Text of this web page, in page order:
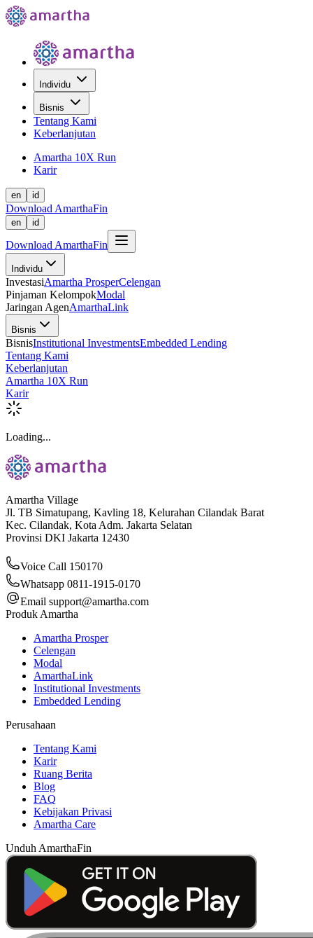
Individu
Bisnis
Tentang Kami
Keberlanjutan
Amartha 10X Run
Karir
en id
Download AmarthaFin
en id
Download AmarthaFin
Individu
InvestasiAmartha ProsperCelengan
Pinjaman KelompokModal
Jaringan AgenAmarthaLink
Bisnis
BisnisInstitutional InvestmentsEmbedded Lending
Tentang Kami
Keberlanjutan
Amartha 10X Run
Karir
Loading...
Amartha Village
Jl. TB Simatupang, Kavling 18, Kelurahan Cilandak Barat
Kec. Cilandak, Kota Adm. Jakarta Selatan
Provinsi DKI Jakarta 12430
Voice Call 150170
Whatsapp 0811-1915-0170
Email support@amartha.com
Produk Amartha
Amartha Prosper
Celengan
Modal
AmarthaLink
Institutional Investments
Embedded Lending
Perusahaan
Tentang Kami
Karir
Ruang Berita
Blog
FAQ
Kebijakan Privasi
Amartha Care
Unduh AmarthaFin